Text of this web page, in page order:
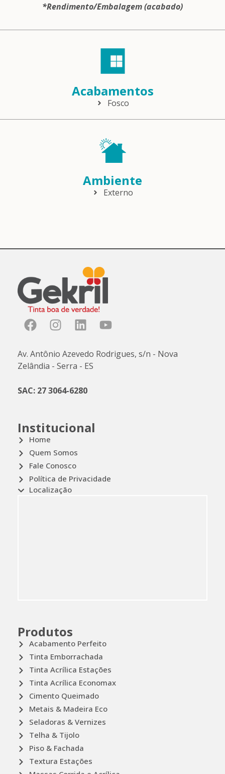
*Rendimento/Embalagem (acabado)
Acabamentos
Fosco
Ambiente
Externo
Av. Antônio Azevedo Rodrigues, s/n - Nova
Zelândia - Serra - ES
SAC: 27 3064-6280
Institucional
Home
Quem Somos
Fale Conosco
Política de Privacidade
Localização
Produtos
Acabamento Perfeito
Tinta Emborrachada
Tinta Acrílica Estações
Tinta Acrílica Economax
Cimento Queimado
Metais & Madeira Eco
Seladoras & Vernizes
Telha & Tijolo
Piso & Fachada
Textura Estações